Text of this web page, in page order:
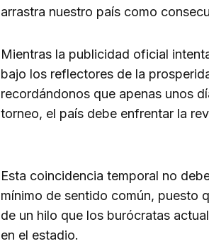
arrastra nuestro país como
Mientras la publicidad oficial
bajo los reflectores de la
recordándonos que apenas unos
torneo, el país debe enfrentar la
Esta coincidencia temporal no
mínimo de sentido común, puesto
de un hilo que los burócratas
en el estadio.